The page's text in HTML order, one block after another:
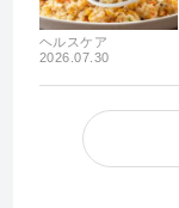
ヘルスケア
2026.07.30